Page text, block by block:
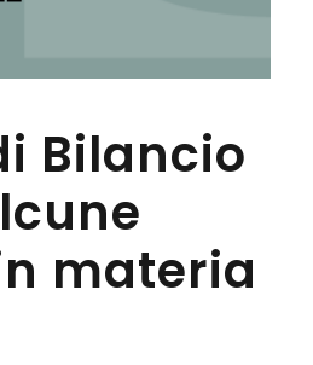
Bilancio
materia